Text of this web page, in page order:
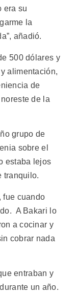
era su
la
añadió.
500 dólares y
alimentación,
de
de la
grupo de
sobre el
estaba lejos
tranquilo.
fue cuando
A Bakari lo
a cocinar y
cobrar nada
entraban y
un año.